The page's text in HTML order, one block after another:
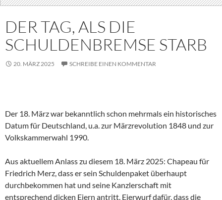
DER TAG, ALS DIE
SCHULDENBREMSE STARB
20. MÄRZ 2025 SCHREIBE EINEN KOMMENTAR
Der 18. März war bekanntlich schon mehrmals ein historisches
Datum für Deutschland, u.a. zur Märzrevolution 1848 und zur
Volkskammerwahl 1990.
Aus aktuellem Anlass zu diesem 18. März 2025: Chapeau für
Friedrich Merz, dass er sein Schuldenpaket überhaupt
durchbekommen hat und seine Kanzlerschaft mit
entsprechend dicken Eiern antritt. Eierwurf dafür, dass die